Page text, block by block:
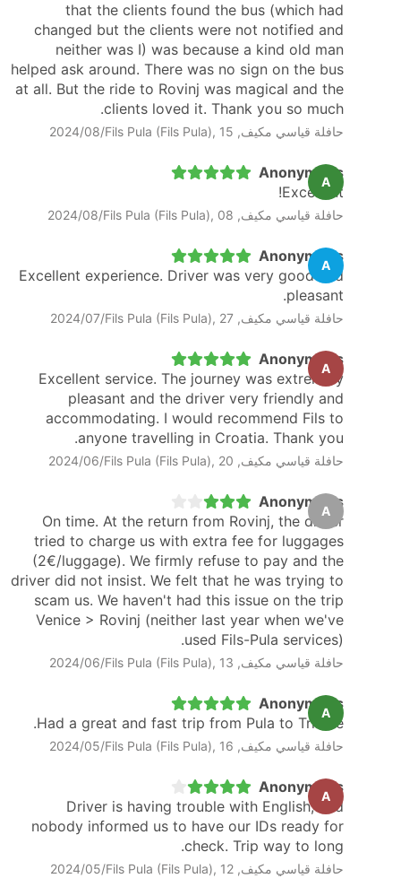
that the clients found the bus (which had
changed but the clients were not notified and
neither was I) was because a kind old man
helped ask around. There was no sign on the bus
at all. But the ride to Rovinj was magical and the
clients loved it. Thank you so much.
حافلة قياسي مكيف, Fils Pula (Fils Pula), 15‏/08‏/2024
A
Anonymous
Excellent!
حافلة قياسي مكيف, Fils Pula (Fils Pula), 08‏/08‏/2024
A
Anonymous
Excellent experience. Driver was very good and
pleasant.
حافلة قياسي مكيف, Fils Pula (Fils Pula), 27‏/07‏/2024
A
Anonymous
Excellent service. The journey was extremely
pleasant and the driver very friendly and
accommodating. I would recommend Fils to
anyone travelling in Croatia. Thank you.
حافلة قياسي مكيف, Fils Pula (Fils Pula), 20‏/06‏/2024
A
Anonymous
On time. At the return from Rovinj, the driver
tried to charge us with extra fee for luggages
(2€/luggage). We firmly refuse to pay and the
driver did not insist. We felt that he was trying to
scam us. We haven't had this issue on the trip
Venice > Rovinj (neither last year when we've
used Fils-Pula services).
حافلة قياسي مكيف, Fils Pula (Fils Pula), 13‏/06‏/2024
A
Anonymous
Had a great and fast trip from Pula to Trieste.
حافلة قياسي مكيف, Fils Pula (Fils Pula), 16‏/05‏/2024
A
Anonymous
Driver is having trouble with English, and
nobody informed us to have our IDs ready for
check. Trip way to long.
حافلة قياسي مكيف, Fils Pula (Fils Pula), 12‏/05‏/2024